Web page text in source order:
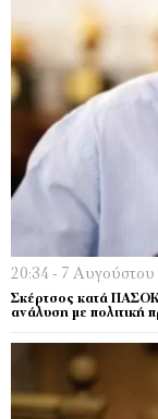
20:34 - 7 Αυγούστου
Σκέρτσος κατά ΠΑΣΟΚ
ανάλυση με πολιτική